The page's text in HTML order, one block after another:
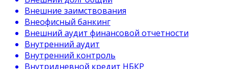
Внешние заимствования
Внеофисный банкинг
Внешний аудит финансовой отчетности
Внутренний аудит
Внутренний контроль
Внутридневной кредит НБКР